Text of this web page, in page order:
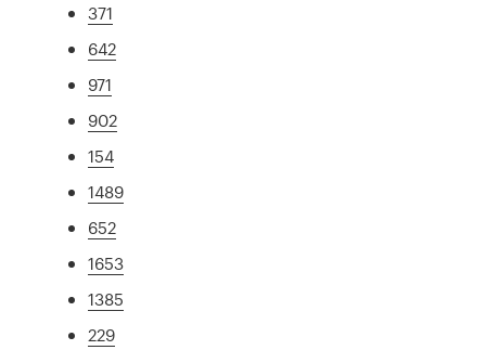
371
642
971
902
154
1489
652
1653
1385
229